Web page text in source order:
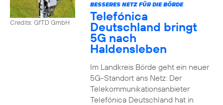
Credits: GfTD GmbH
BESSERES NETZ FÜR DIE BÖRDE
Telefónica
Deutschland bringt
5G nach
Haldensleben
Im Landkreis Börde geht ein neuer
5G-Standort ans Netz: Der
Telekommunikationsanbieter
Telefónica Deutschland hat in